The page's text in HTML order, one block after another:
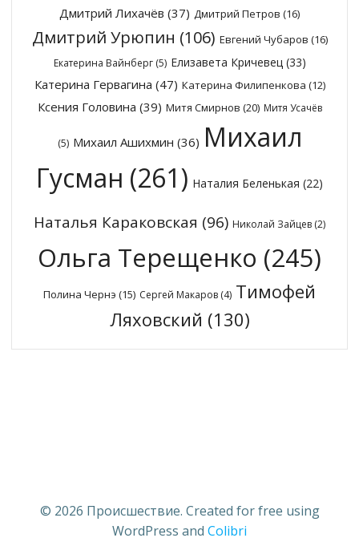
Дмитрий Лихачёв (37) Дмитрий Петров (16)
Дмитрий Урюпин (106) Евгений Чубаров (16)
Екатерина Вайнберг(5) Елизавета Кричевец(33)
Катерина Гервагина (47) Катерина Филипенкова (12)
Ксения Головина (39) Митя Смирнов (20) Митя Усачёв
(5) Михаил Ашихмин (36) Михаил
Гусман (261) Наталия Беленькая (22)
Наталья Караковская (96) Николай Зайцев (2)
Ольга Терещенко (245)
Полина Чернэ (15) Сергей Макаров (4) Тимофей
Ляховский (130)
© 2026 Происшествие. Created for free using
WordPress and Colibri